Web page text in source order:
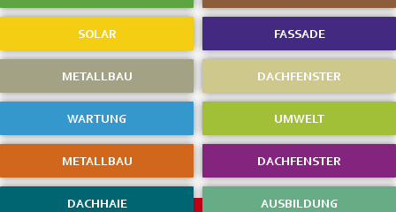
SOLAR FASSADE
METALLBAU DACHFENSTER
WARTUNG UMWELT
METALLBAU DACHFENSTER
DACHHAIE AUSBILDUNG